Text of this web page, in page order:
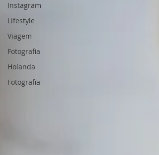
Instagram
Lifestyle
Viagem
Fotografia
Holanda
Fotografia